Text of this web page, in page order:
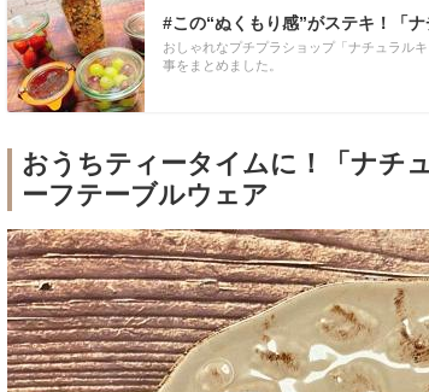
#この“ぬくもり感”がステキ！「
おしゃれなプチプラショップ「ナチュラル
事をまとめました。
おうちティータイムに！「ナチ
ーフテーブルウェア